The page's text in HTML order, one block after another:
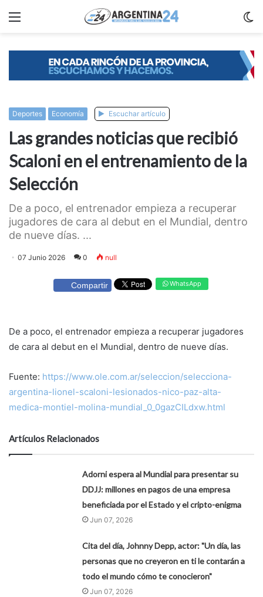
Deportes Economí­a Escuchar artículo
Las grandes noticias que recibió
Scaloni en el entrenamiento de la
Selección
De a poco, el entrenador empieza a recuperar
jugadores de cara al debut en el Mundial, dentro
de nueve días. ...
07 Junio 2026 0 null
Compartir WhatsApp
De a poco, el entrenador empieza a recuperar jugadores
de cara al debut en el Mundial, dentro de nueve días.
Fuente: https://www.ole.com.ar/seleccion/selecciona-
argentina-lionel-scaloni-lesionados-nico-paz-alta-
medica-montiel-molina-mundial_0_0gazCILdxw.html
Artículos Relacionados
Adorni espera al Mundial para presentar su
DDJJ: millones en pagos de una empresa
beneficiada por el Estado y el cripto-enigma
Jun 07, 2026
Cita del día, Johnny Depp, actor: "Un día, las
personas que no creyeron en ti le contarán a
todo el mundo cómo te conocieron"
Jun 07, 2026